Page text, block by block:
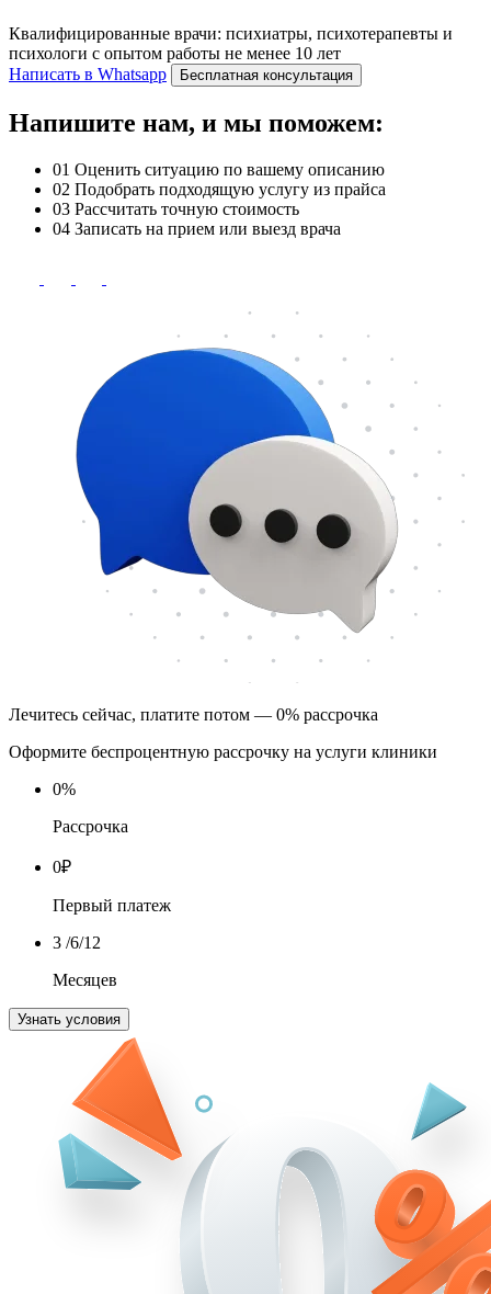
Квалифицированные врачи: психиатры, психотерапевты и
психологи с опытом работы не менее 10 лет
Написать в Whatsapp
Бесплатная консультация
Напишите нам, и мы поможем:
01 Оценить ситуацию по вашему описанию
02 Подобрать подходящую услугу из прайса
03 Рассчитать точную стоимость
04 Записать на прием или выезд врача
Лечитесь сейчас, платите потом — 0% рассрочка
Оформите беспроцентную рассрочку на услуги клиники
0%
Рассрочка
0₽
Первый платеж
3 /6/12
Месяцев
Узнать условия